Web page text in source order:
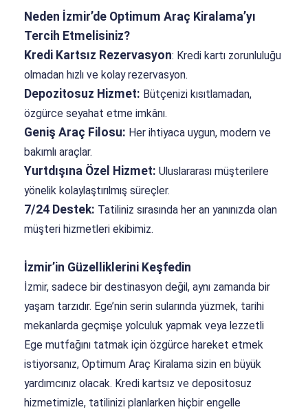
Neden İzmir’de Optimum Araç Kiralama’yı
Tercih Etmelisiniz?
Kredi Kartsız Rezervasyon: Kredi kartı zorunluluğu
olmadan hızlı ve kolay rezervasyon.
Depozitosuz Hizmet: Bütçenizi kısıtlamadan,
özgürce seyahat etme imkânı.
Geniş Araç Filosu: Her ihtiyaca uygun, modern ve
bakımlı araçlar.
Yurtdışına Özel Hizmet: Uluslararası müşterilere
yönelik kolaylaştırılmış süreçler.
7/24 Destek: Tatiliniz sırasında her an yanınızda olan
müşteri hizmetleri ekibimiz.
İzmir’in Güzelliklerini Keşfedin
İzmir, sadece bir destinasyon değil, aynı zamanda bir
yaşam tarzıdır. Ege’nin serin sularında yüzmek, tarihi
mekanlarda geçmişe yolculuk yapmak veya lezzetli
Ege mutfağını tatmak için özgürce hareket etmek
istiyorsanız, Optimum Araç Kiralama sizin en büyük
yardımcınız olacak. Kredi kartsız ve depositosuz
hizmetimizle, tatilinizi planlarken hiçbir engelle